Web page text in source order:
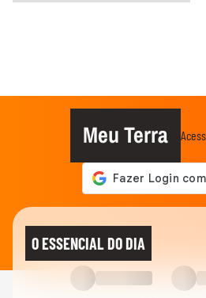
Meu Terra
O ESSENCIAL DO DIA